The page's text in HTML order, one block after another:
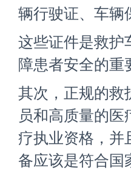
辆行驶证、车辆
这些证件是救护
障患者安全的重
其次，正规的救
员和高质量的
疗执业资格，并
备应该是符合国